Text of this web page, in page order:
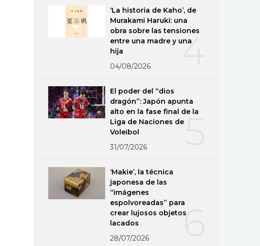
4
‘La historia de Kaho’, de
Murakami Haruki: una
obra sobre las tensiones
entre una madre y una
hija
04/08/2026
El poder del “dios
dragón”: Japón apunta
alto en la fase final de la
Liga de Naciones de
Voleibol
31/07/2026
6
‘Makie’, la técnica
japonesa de las
“imágenes
espolvoreadas” para
crear lujosos objetos
lacados
28/07/2026